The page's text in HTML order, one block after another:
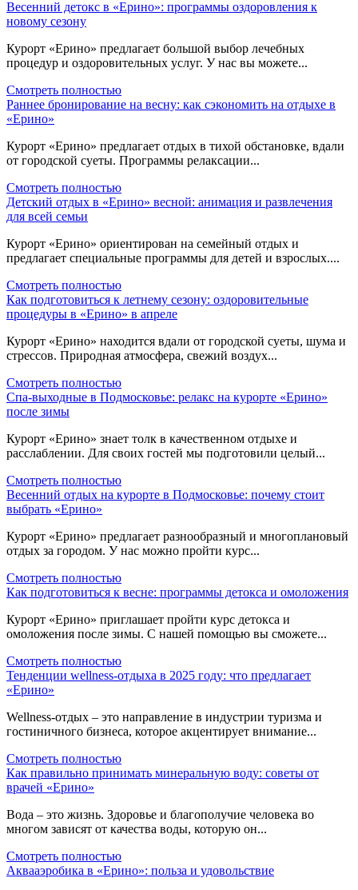
Весенний детокс в «Ерино»: программы оздоровления к
новому сезону
Курорт «Ерино» предлагает большой выбор лечебных
процедур и оздоровительных услуг. У нас вы можете...
Смотреть полностью
Раннее бронирование на весну: как сэкономить на отдыхе в
«Ерино»
Курорт «Ерино» предлагает отдых в тихой обстановке, вдали
от городской суеты. Программы релаксации...
Смотреть полностью
Детский отдых в «Ерино» весной: анимация и развлечения
для всей семьи
Курорт «Ерино» ориентирован на семейный отдых и
предлагает специальные программы для детей и взрослых....
Смотреть полностью
Как подготовиться к летнему сезону: оздоровительные
процедуры в «Ерино» в апреле
Курорт «Ерино» находится вдали от городской суеты, шума и
стрессов. Природная атмосфера, свежий воздух...
Смотреть полностью
Спа-выходные в Подмосковье: релакс на курорте «Ерино»
после зимы
Курорт «Ерино» знает толк в качественном отдыхе и
расслаблении. Для своих гостей мы подготовили целый...
Смотреть полностью
Весенний отдых на курорте в Подмосковье: почему стоит
выбрать «Ерино»
Курорт «Ерино» предлагает разнообразный и многоплановый
отдых за городом. У нас можно пройти курс...
Смотреть полностью
Как подготовиться к весне: программы детокса и омоложения
Курорт «Ерино» приглашает пройти курс детокса и
омоложения после зимы. С нашей помощью вы сможете...
Смотреть полностью
Тенденции wellness-отдыха в 2025 году: что предлагает
«Ерино»
Wellness-отдых – это направление в индустрии туризма и
гостиничного бизнеса, которое акцентирует внимание...
Смотреть полностью
Как правильно принимать минеральную воду: советы от
врачей «Ерино»
Вода – это жизнь. Здоровье и благополучие человека во
многом зависят от качества воды, которую он...
Смотреть полностью
Аквааэробика в «Ерино»: польза и удовольствие